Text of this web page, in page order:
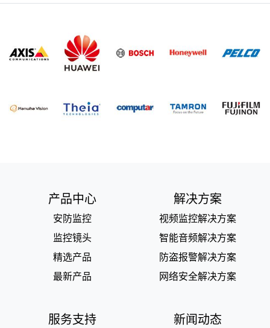
产品中心
安防监控
监控镜头
精选产品
最新产品
解决方案
视频监控解决方案
智能音频解决方案
防盗报警解决方案
网络安全解决方案
服务支持 新闻动态